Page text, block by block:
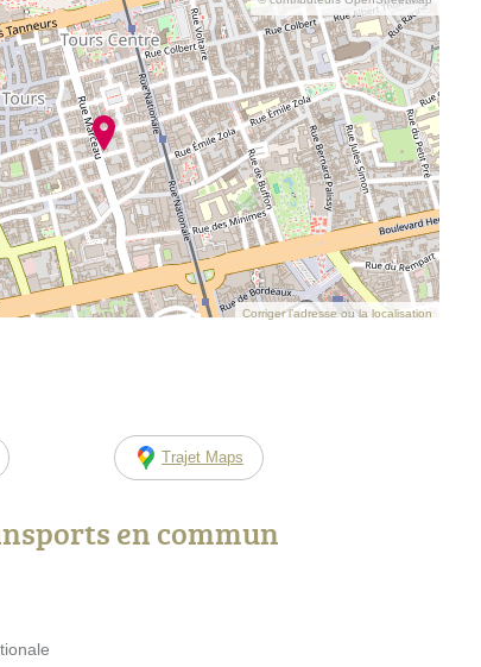
Corriger l’adresse ou la localisation
Trajet Maps
en commun